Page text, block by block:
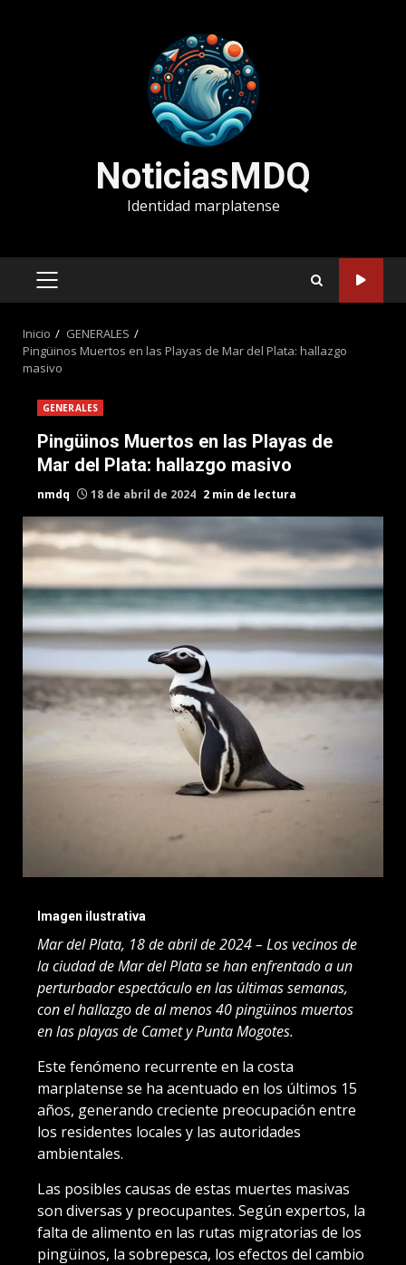
NoticiasMDQ
Identidad marplatense
MENÚ
Inicio
GENERALES
Pingüinos Muertos en las Playas de Mar del Plata: hallazgo
masivo
GENERALES
Pingüinos Muertos en las Playas de
Mar del Plata: hallazgo masivo
nmdq 18 de abril de 2024 2 min de lectura
Imagen ilustrativa
Mar del Plata, 18 de abril de 2024 – Los vecinos de
la ciudad de Mar del Plata se han enfrentado a un
perturbador espectáculo en las últimas semanas,
con el hallazgo de al menos 40 pingüinos muertos
en las playas de Camet y Punta Mogotes.
Este fenómeno recurrente en la costa
marplatense se ha acentuado en los últimos 15
años, generando creciente preocupación entre
los residentes locales y las autoridades
ambientales.
Las posibles causas de estas muertes masivas
son diversas y preocupantes. Según expertos, la
falta de alimento en las rutas migratorias de los
pingüinos, la sobrepesca, los efectos del cambio